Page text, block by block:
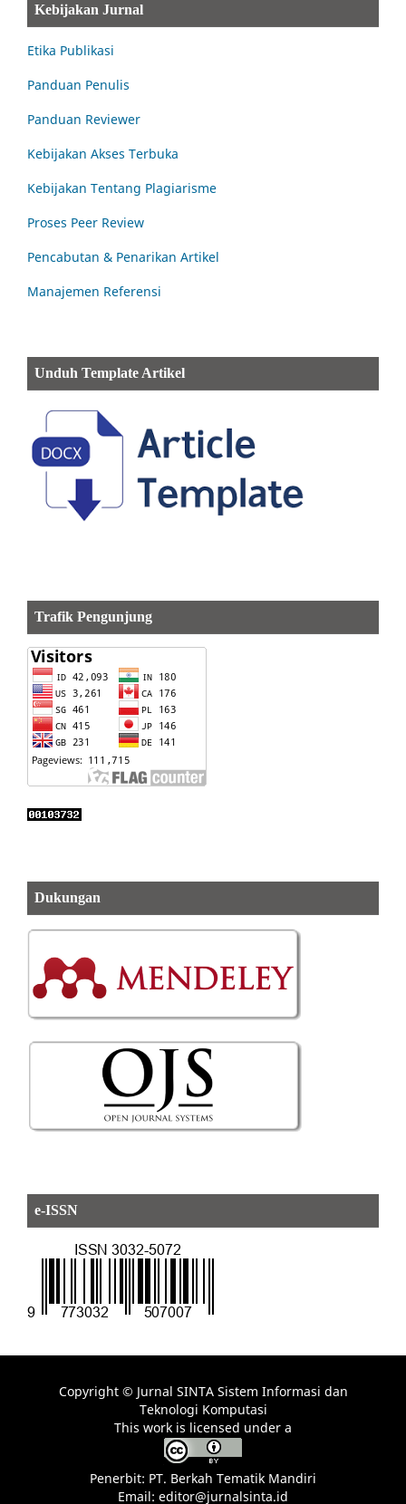
Kebijakan Jurnal
Etika Publikasi
Panduan Penulis
Panduan Reviewer
Kebijakan Akses Terbuka
Kebijakan Tentang Plagiarisme
Proses Peer Review
Pencabutan & Penarikan Artikel
Manajemen Referensi
Unduh Template Artikel
Trafik Pengunjung
Dukungan
e-ISSN
Copyright © Jurnal SINTA Sistem Informasi dan
Teknologi Komputasi
This work is licensed under a
Penerbit: PT. Berkah Tematik Mandiri
Email: editor@jurnalsinta.id